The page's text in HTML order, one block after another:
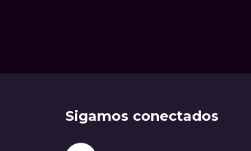
Sigamos conectados